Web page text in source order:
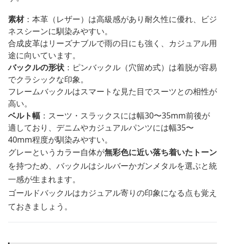
素材：本革（レザー）は高級感があり耐久性に優れ、ビジ
ネスシーンに馴染みやすい。
合成皮革はリーズナブルで雨の日にも強く、カジュアル用
途に向いています。
バックルの形状 ：ピンバックル（穴留め式）は着脱が容易
でクラシックな印象。
フレームバックルはスマートな見た目でスーツとの相性が
高い。
ベルト幅 ：スーツ・スラックスには幅30〜35mm前後が
適しており、デニムやカジュアルパンツには幅35〜
40mm程度が馴染みやすい。
グレーというカラー自体が無彩色に近い落ち着いたトーン
を持つため、バックルはシルバーかガンメタルを選ぶと統
一感が生まれます。
ゴールドバックルはカジュアル寄りの印象になる点も覚え
ておきましょう。